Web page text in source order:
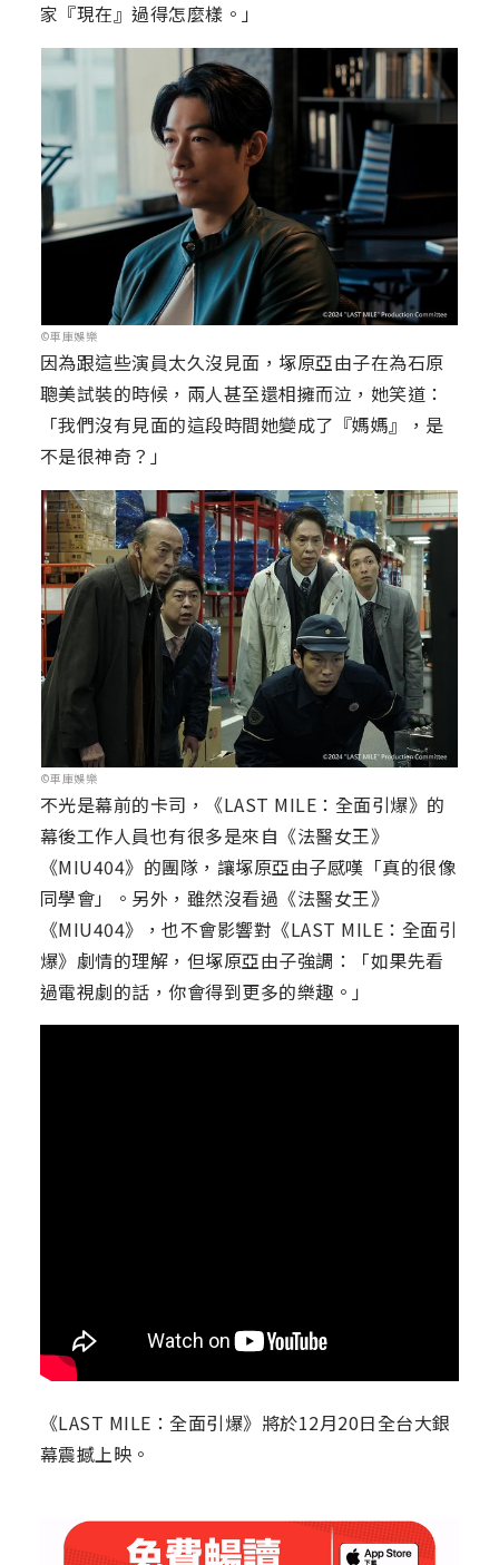
家『現在』過得怎麼樣。」
©車庫娛樂
因為跟這些演員太久沒見面，塚原亞由子在為石原
聰美試裝的時候，兩人甚至還相擁而泣，她笑道：
「我們沒有見面的這段時間她變成了『媽媽』，是
不是很神奇？」
©車庫娛樂
不光是幕前的卡司，《LAST MILE：全面引爆》的
幕後工作人員也有很多是來自《法醫女王》
《MIU404》的團隊，讓塚原亞由子感嘆「真的很像
同學會」。另外，雖然沒看過《法醫女王》
《MIU404》，也不會影響對《LAST MILE：全面引
爆》劇情的理解，但塚原亞由子強調：「如果先看
過電視劇的話，你會得到更多的樂趣。」
《LAST MILE：全面引爆》將於12月20日全台大銀
幕震撼上映。